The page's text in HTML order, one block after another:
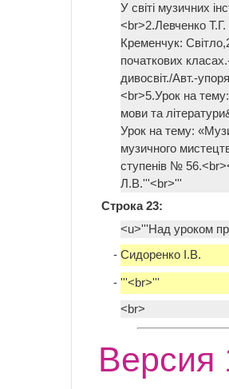
У світі музичних
<br>2.Левченко Т.Г.
Кременчук:
початкових
дивосвіт./Авт.-
<br>5.Урок на
мови та
Урок на тему:
музичного
ступенів №
Л.В.'''<br>'''
Строка 23:
<u>'''Над уроком
- Сидоренко І.В.
- '''<br>'''
<br>
Версия